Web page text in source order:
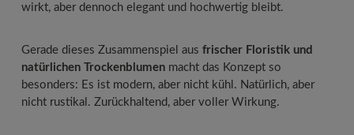
wirkt, aber dennoch elegant und hochwertig bleibt.
Gerade dieses Zusammenspiel aus frischer Floristik und
natürlichen Trockenblumenmacht das Konzept so
besonders: Es ist modern, aber nicht kühl. Natürlich, aber
nicht rustikal. Zurückhaltend, aber voller Wirkung.